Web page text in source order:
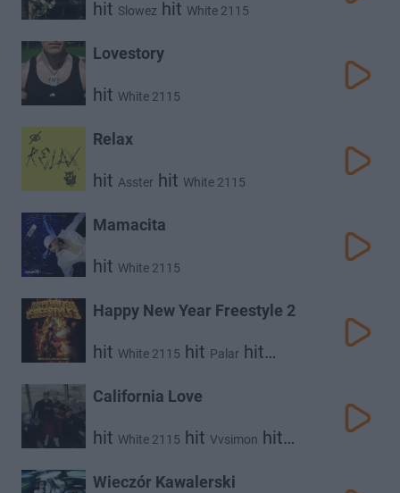
hit Slowez hit White 2115
Lovestory
hit White 2115
Relax
hit Asster hit White 2115
Mamacita
hit White 2115
Happy New Year Freestyle 2
hit White 2115 hit Palar hit
California Love
hit White 2115 hit Vvsimon hit
Wieczór Kawalerski